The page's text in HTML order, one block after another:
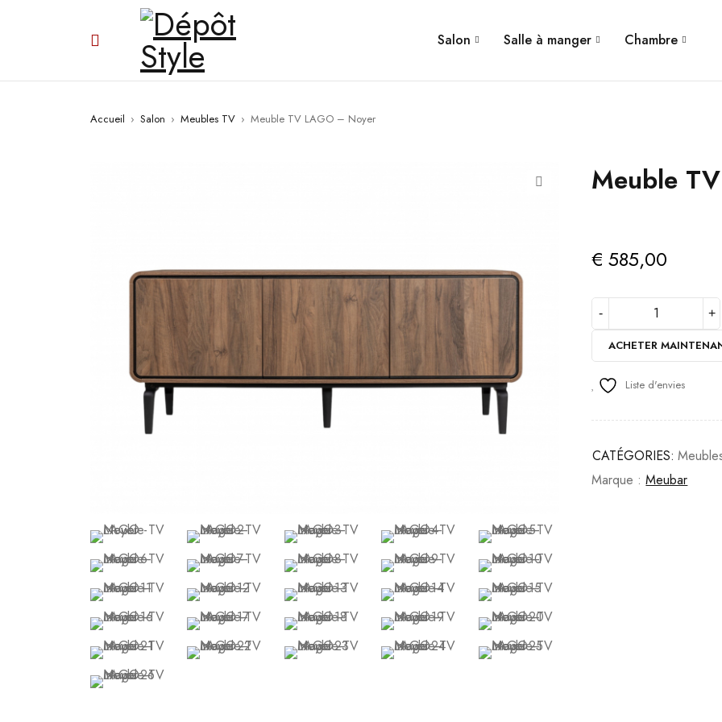
Salon Salle à manger Chambre
Accueil › Salon › Meubles TV › Meuble TV LAGO – Noyer
Meuble
€ 585,00
ACHETER
Liste d'envies
CATÉGORIES:
Marque :Meubar